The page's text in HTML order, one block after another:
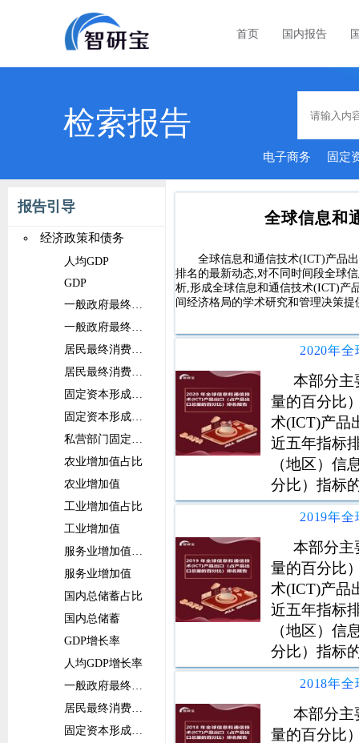
首页 国内报告
检索报告
电子商务 固定
报告引导
经济政策和债务
人均GDP
GDP
一般政府最终消费支出占比
一般政府最终消费支出
居民最终消费支出占比
居民最终消费支出
固定资本形成总额占比
固定资本形成总额
私营部门固定资本形成总额
农业增加值占比
农业增加值
工业增加值占比
工业增加值
服务业增加值占比
服务业增加值
国内总储蓄占比
国内总储蓄
GDP增长率
人均GDP增长率
一般政府最终消费支出增长率
居民最终消费支出增长率
固定资本形成总额增长率
全球信息和
全球信息和通信技术(ICT)产品
排名的最新动态,对不同时间段全球
析,形成全球信息和通信技术(ICT)产
间经济格局的学术研究和管理决策
本部分主
量的百分比
术(ICT)产品
近五年指标
（地区）信
分比）指标
本部分主
量的百分比
术(ICT)产品
近五年指标
（地区）信
分比）指标
本部分主
量的百分比